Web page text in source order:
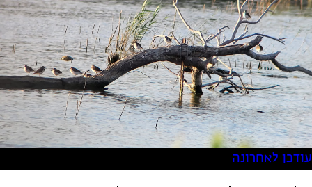
הזמינו פעילויות וטיולים מודרכים
בתי ספר שדה
טיולים למבוגרים: ארץ אהבתי
מחנות קיץ
המגזין – כל מה שקורה בטבע
מחנות קיץ
חופשות בבתי ספר שדה
ארץ אהבתי – קבוצות טיולים למבוגרים
עודכן לאחרונה